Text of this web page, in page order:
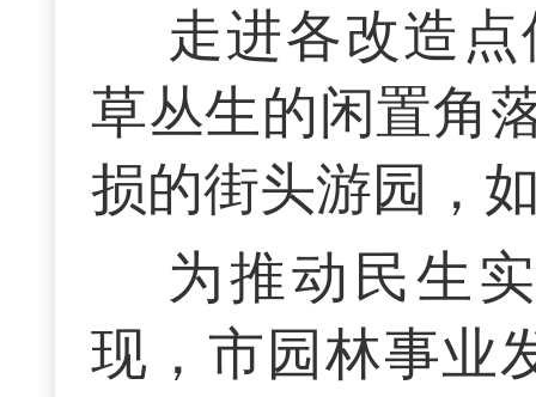
走进各改造
草丛生的闲置角
损的街头游园，
为推动民生
现，市园林事业